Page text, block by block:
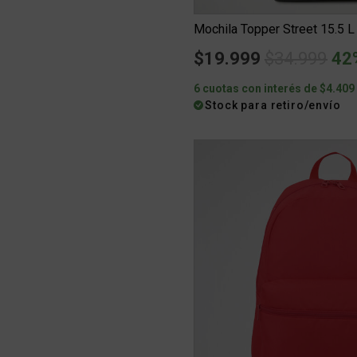
Mochila Topper Street 15.5
$19.999 Price to
6 cuotas con interés de $4.409
Stock para retiro/envío